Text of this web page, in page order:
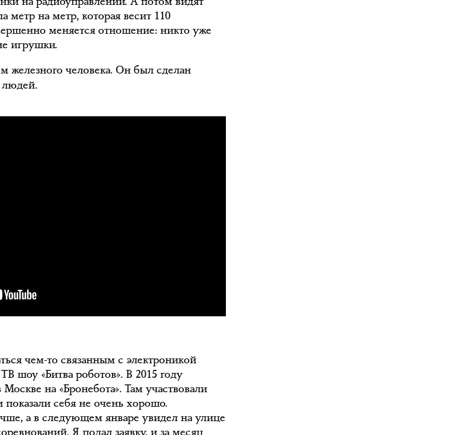
метр на метр, которая весит 110
меняется отношение: никто уже
игрушки.
железного человека. Он был сделан
людей.
чем-то связанным с электроникой
шоу «Битва роботов». В 2015 году
на «Бронебота». Там участвовали
себя не очень хорошо.
а в следующем январе увидел на улице
Я подал заявку, и за месяц